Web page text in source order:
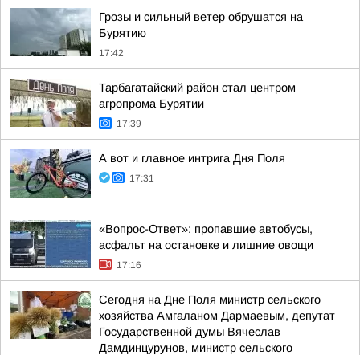
Грозы и сильный ветер обрушатся на
Бурятию
17:42
Тарбагатайский район стал центром
агропрома Бурятии
17:39
А вот и главное интрига Дня Поля
17:31
«Вопрос-Ответ»: пропавшие автобусы,
асфальт на остановке и лишние овощи
17:16
Сегодня на Дне Поля министр сельского
хозяйства Амгаланом Дармаевым, депутат
Государственной думы Вячеслав
Дамдинцурунов, министр сельского